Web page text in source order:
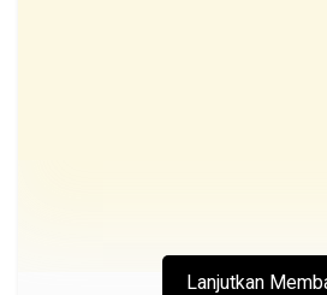
Lanjutkan